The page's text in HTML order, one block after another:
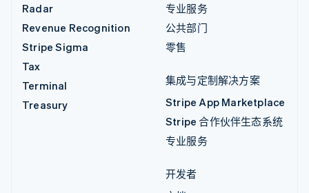
Radar
Revenue Recognition
Stripe Sigma
Tax
Terminal
Treasury
专业服务
公共部门
零售
集成与定制解决方案
Stripe App Marketplace
Stripe 合作伙伴生态系统
专业服务
开发者